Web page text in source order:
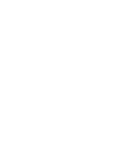
voit helposti ylläpitää